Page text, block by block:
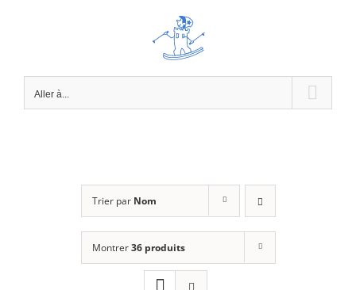
Aller à...
Trier par Nom
Montrer36 produits